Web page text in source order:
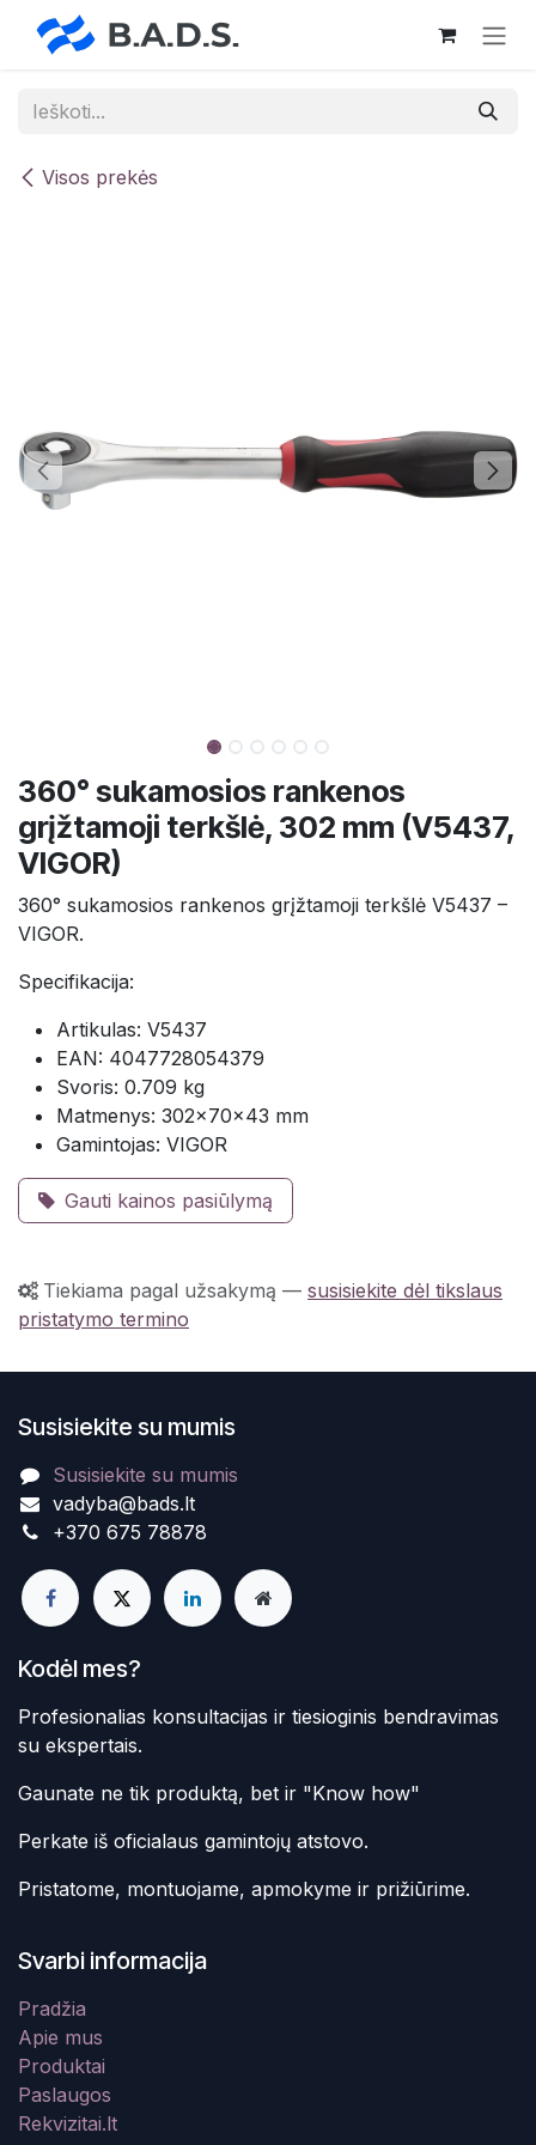
Skip to Content
Visos prekės
360° sukamosios rankenos
grįžtamoji terkšlė, 302 mm (V5437,
VIGOR)
360° sukamosios rankenos grįžtamoji terkšlė V5437 –
VIGOR.
Specifikacija:
Artikulas: V5437
EAN: 4047728054379
Svoris: 0.709 kg
Matmenys: 302×70×43 mm
Gamintojas: VIGOR
Gauti kainos pasiūlymą
Tiekiama pagal užsakymą — susisiekite dėl tikslaus
pristatymo termino
Susisiekite su mumis
Susisiekite su mumis
vadyba@bads.lt
+370 675 78878
Kodėl mes?
Profesionalias konsultacijas ir tiesioginis bendravimas
su ekspertais.
Gaunate ne tik produktą, bet ir "Know how"
Perkate iš oficialaus gamintojų atstovo.
Pristatome, montuojame, apmokyme ir prižiūrime.
Svarbi informacija
Pradžia
Apie mus
Produktai
Paslaugos
Rekvizitai.lt